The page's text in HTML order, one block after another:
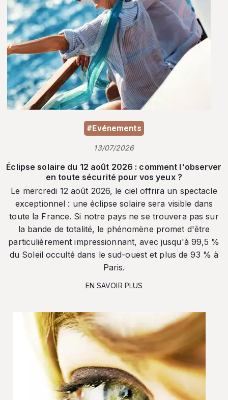
#Evénements
13/07/2026
Éclipse solaire du 12 août 2026 : comment l'observer
en toute sécurité pour vos yeux ?
Le mercredi 12 août 2026, le ciel offrira un spectacle
exceptionnel : une éclipse solaire sera visible dans
toute la France. Si notre pays ne se trouvera pas sur
la bande de totalité, le phénomène promet d'être
particulièrement impressionnant, avec jusqu'à 99,5 %
du Soleil occulté dans le sud-ouest et plus de 93 % à
Paris.
EN SAVOIR PLUS